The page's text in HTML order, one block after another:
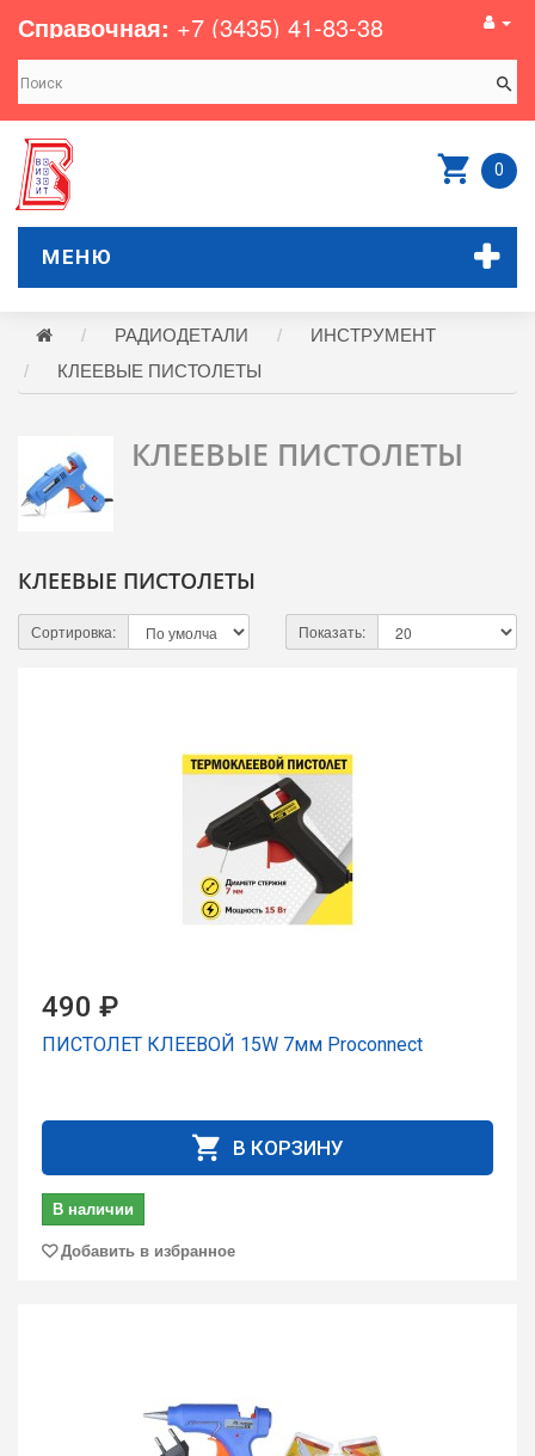
Справочная: +7 (3435) 41-83-38
0
МЕНЮ
РАДИОДЕТАЛИ
ИНСТРУМЕНТ
КЛЕЕВЫЕ ПИСТОЛЕТЫ
КЛЕЕВЫЕ ПИСТОЛЕТЫ
КЛЕЕВЫЕ ПИСТОЛЕТЫ
Сортировка: Показать:
490 ₽
ПИСТОЛЕТ КЛЕЕВОЙ 15W 7мм Proconnect
В КОРЗИНУ
В наличии
Добавить в избранное